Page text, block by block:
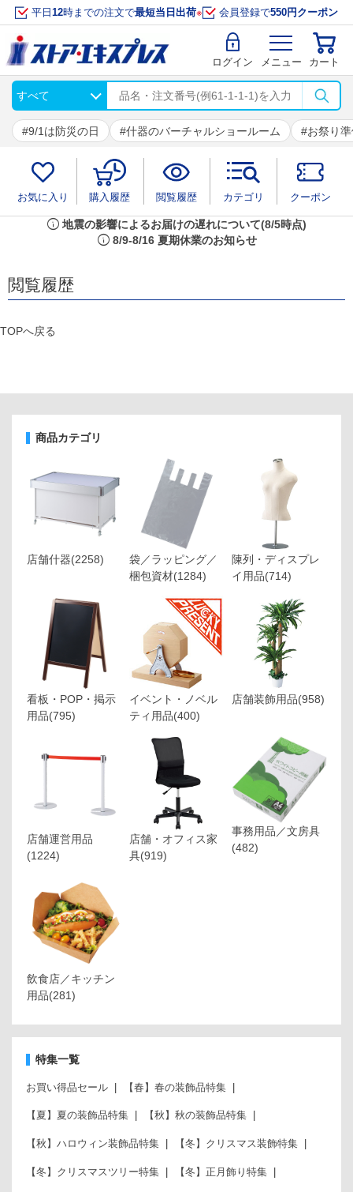
平日 12時までの注文で最短当日出荷※ 会員登録で550円クーポン
ログイン メニュー カート
9/1は防災の日 什器のバーチャルショールーム お祭り
お気に入り 購入履歴 閲覧履歴 カテゴリ クーポン
info 地震の影響によるお届けの遅れについて(8/5時点)
info 8/9-8/16 夏期休業のお知らせ
閲覧履歴
TOPへ戻る
商品カテゴリ
店舗什器(2258)
袋／ラッピング／
梱包資材(1284)
陳列・ディスプレ
イ用品(714)
看板・POP・掲示
用品(795)
イベント・ノベル
ティ用品(400)
店舗装飾用品(958)
店舗運営用品
(1224)
店舗・オフィス家
具(919)
事務用品／文房具
(482)
飲食店／キッチン
用品(281)
特集一覧
お買い得品セール 【春】春の装飾品特集
【夏】夏の装飾品特集 【秋】秋の装飾品特集
【秋】ハロウィン装飾品特集 【冬】クリスマス装飾特集
【冬】クリスマスツリー特集 【冬】正月飾り特集